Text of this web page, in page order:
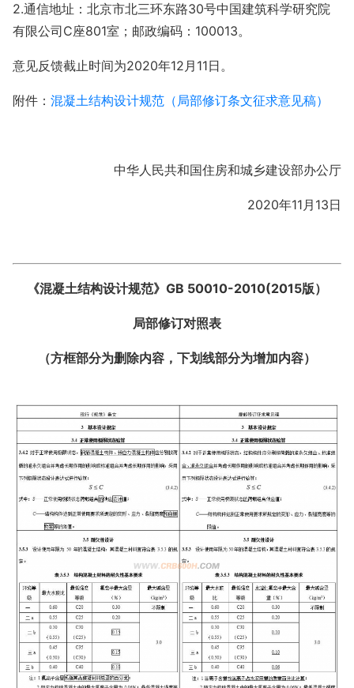
2.通信地址：北京市北三环东路30号中国建筑科学研究院
有限公司C座801室；邮政编码：100013。
意见反馈截止时间为2020年12月11日。
附件： 混凝土结构设计规范（局部修订条文征求意见稿）
中华人民共和国住房和城乡建设部办公厅
2020年11月13日
《混凝土结构设计规范》 GB 50010-2010(2015版）
局部修订对照表
（方框部分为删除内容，下划线部分为增加内容）